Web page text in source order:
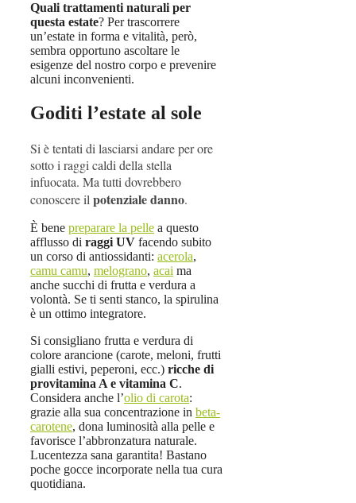
Quali trattamenti naturali per
questa estate? Per trascorrere
un’estate in forma e vitalità, però,
sembra opportuno ascoltare le
esigenze del nostro corpo e prevenire
alcuni inconvenienti.
Goditi l’estate al sole
Si è tentati di lasciarsi andare per ore
sotto i raggi caldi della stella
infuocata. Ma tutti dovrebbero
conoscere ilpotenziale danno.
È bene preparare la pelle a questo
afflusso di raggi UV facendo subito
un corso di antiossidanti: acerola,
camu camu, melograno, acai ma
anche succhi di frutta e verdura a
volontà. Se ti senti stanco, la spirulina
è un ottimo integratore.
Si consigliano frutta e verdura di
colore arancione (carote, meloni, frutti
gialli estivi, peperoni, ecc.) ricche di
provitamina A e vitamina C.
Considera anche l’olio di carota:
grazie alla sua concentrazione in beta-
carotene, dona luminosità alla pelle e
favorisce l’abbronzatura naturale.
Lucentezza sana garantita! Bastano
poche gocce incorporate nella tua cura
quotidiana.